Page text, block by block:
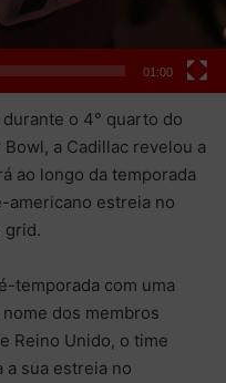
01:00
o 4° quarto do
a Cadillac revelou a
ao longo da temporada
americano estreia no
grid.
temporada com uma
dos membros
Reino Unido, o time
a sua estreia no